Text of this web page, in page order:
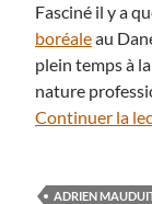
Fasciné il y a
boréaleau
plein temps à
nature
Continuer la
ADRIEN